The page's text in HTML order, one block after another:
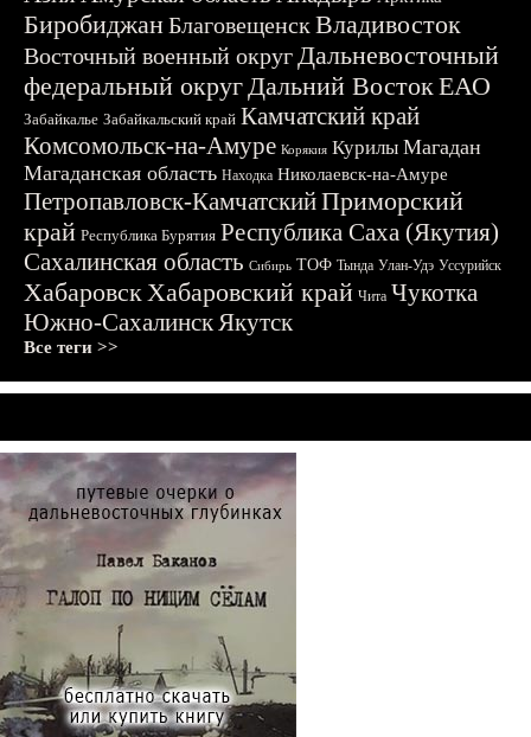
БиробиджанБлаговещенскВладивосток
Восточный военный округДальневосточный
федеральный округДальний ВостокЕАО
Забайкалье Забайкальский край Камчатский край
Комсомольск-на-Амуре Корякия Курилы Магадан
Магаданская область Находка Николаевск-на-Амуре
Петропавловск-КамчатскийПриморский
край Республика Бурятия Республика Саха (Якутия)
Сахалинская область Сибирь ТОФ Тында Улан-Удэ Уссурийск
ХабаровскХабаровский край Чита Чукотка
Южно-СахалинскЯкутск
Все теги >>